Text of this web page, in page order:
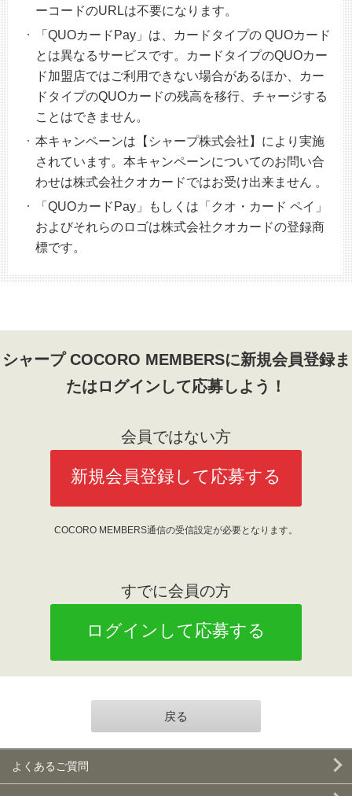
ーコードのURLは不要になります。
「QUOカードPay」は、カードタイプの QUOカード
とは異なるサービスです。カードタイプのQUOカー
ド加盟店ではご利用できない場合があるほか、カー
ドタイプのQUOカードの残高を移行、チャージする
ことはできません。
本キャンペーンは【シャープ株式会社】により実施
されています。本キャンペーンについてのお問い合
わせは株式会社クオカードではお受け出来ません 。
「QUOカードPay」もしくは「クオ・カード ペイ」
およびそれらのロゴは株式会社クオカードの登録商
標です。
シャープ COCORO MEMBERSに新規会員登録ま
たはログインして応募しよう！
会員ではない方
新規会員登録して応募する
COCORO MEMBERS通信の受信設定が必要となります。
すでに会員の方
ログインして応募する
戻る
よくあるご質問